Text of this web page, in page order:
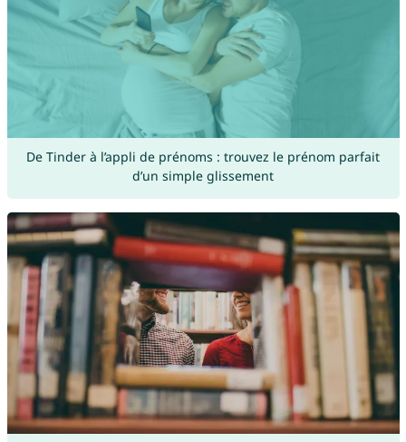
De Tinder à l’appli de prénoms : trouvez le prénom parfait
d’un simple glissement